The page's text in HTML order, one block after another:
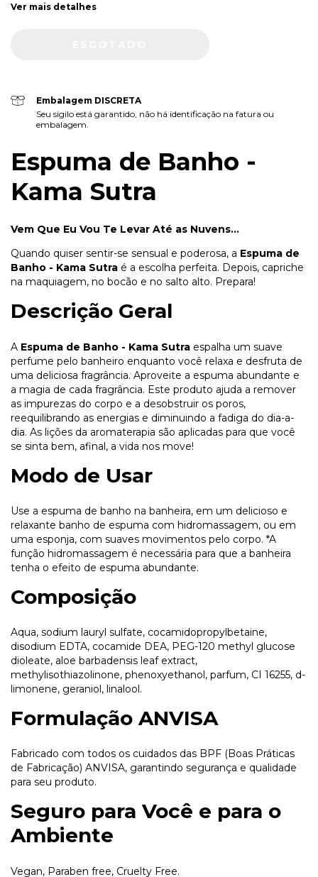
Ver mais detalhes
Embalagem DISCRETA
Seu sigilo está garantido, não há identificação na fatura ou
embalagem.
Espuma de Banho -
Kama Sutra
Vem Que Eu Vou Te Levar Até as Nuvens...
Quando quiser sentir-se sensual e poderosa, a Espuma de
Banho - Kama Sutra é a escolha perfeita. Depois, capriche
na maquiagem, no bocão e no salto alto. Prepara!
Descrição Geral
A Espuma de Banho - Kama Sutra espalha um suave
perfume pelo banheiro enquanto você relaxa e desfruta de
uma deliciosa fragrância. Aproveite a espuma abundante e
a magia de cada fragrância. Este produto ajuda a remover
as impurezas do corpo e a desobstruir os poros,
reequilibrando as energias e diminuindo a fadiga do dia-a-
dia. As lições da aromaterapia são aplicadas para que você
se sinta bem, afinal, a vida nos move!
Modo de Usar
Use a espuma de banho na banheira, em um delicioso e
relaxante banho de espuma com hidromassagem, ou em
uma esponja, com suaves movimentos pelo corpo. *A
função hidromassagem é necessária para que a banheira
tenha o efeito de espuma abundante.
Composição
Aqua, sodium lauryl sulfate, cocamidopropylbetaine,
disodium EDTA, cocamide DEA, PEG-120 methyl glucose
dioleate, aloe barbadensis leaf extract,
methylisothiazolinone, phenoxyethanol, parfum, CI 16255, d-
limonene, geraniol, linalool.
Formulação ANVISA
Fabricado com todos os cuidados das BPF (Boas Práticas
de Fabricação) ANVISA, garantindo segurança e qualidade
para seu produto.
Seguro para Você e para o
Ambiente
Vegan, Paraben free, Cruelty Free.